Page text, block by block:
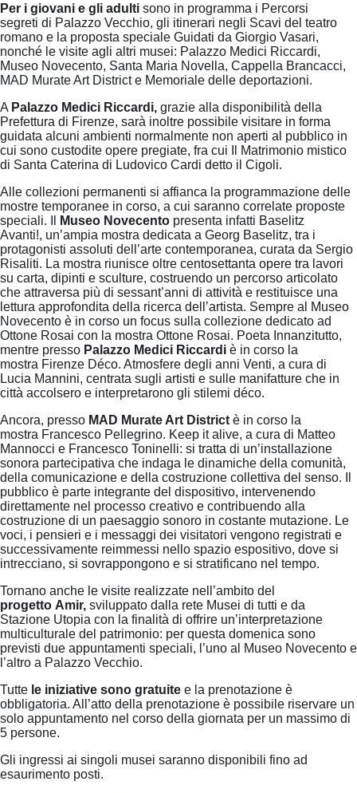
Per i giovani e gli adulti sono in programma i Percorsi
segreti di Palazzo Vecchio, gli itinerari negli Scavi del teatro
romano e la proposta speciale Guidati da Giorgio Vasari,
nonché le visite agli altri musei: Palazzo Medici Riccardi,
Museo Novecento, Santa Maria Novella, Cappella Brancacci,
MAD Murate Art District e Memoriale delle deportazioni.
A Palazzo Medici Riccardi, grazie alla disponibilità della
Prefettura di Firenze, sarà inoltre possibile visitare in forma
guidata alcuni ambienti normalmente non aperti al pubblico in
cui sono custodite opere pregiate, fra cui Il Matrimonio mistico
di Santa Caterina di Ludovico Cardi detto il Cigoli.
Alle collezioni permanenti si affianca la programmazione delle
mostre temporanee in corso, a cui saranno correlate proposte
speciali. Il
Museo Novecento presenta infatti Baselitz
Avanti!, un’ampia mostra dedicata a Georg Baselitz, tra i
protagonisti assoluti dell’arte contemporanea, curata da Sergio
Risaliti. La mostra riunisce oltre centosettanta opere tra lavori
su carta, dipinti e sculture, costruendo un percorso articolato
che attraversa più di sessant’anni di attività e restituisce una
lettura approfondita della ricerca dell’artista. Sempre al Museo
Novecento è in corso un focus sulla collezione dedicato ad
Ottone Rosai con la mostra Ottone Rosai. Poeta Innanzitutto,
mentre presso Palazzo Medici Riccardi è in corso la
mostra Firenze Déco. Atmosfere degli anni Venti, a cura di
Lucia Mannini, centrata sugli artisti e sulle manifatture che in
città accolsero e interpretarono gli stilemi déco.
Ancora, presso MAD Murate Art District è in corso la
mostra Francesco Pellegrino. Keep it alive, a cura di Matteo
Mannocci e Francesco Toninelli: si tratta di un’installazione
sonora partecipativa che indaga le dinamiche della comunità,
della comunicazione e della costruzione collettiva del senso. Il
pubblico è parte integrante del dispositivo, intervenendo
direttamente nel processo creativo e contribuendo alla
costruzione di un paesaggio sonoro in costante mutazione. Le
voci, i pensieri e i messaggi dei visitatori vengono registrati e
successivamente reimmessi nello spazio espositivo, dove si
intrecciano, si sovrappongono e si stratificano nel tempo.
Tornano anche le visite realizzate nell’ambito del
progetto Amir, sviluppato dalla rete Musei di tutti e da
Stazione Utopia con la finalità di offrire un’interpretazione
multiculturale del patrimonio: per questa domenica sono
previsti due appuntamenti speciali, l’uno al Museo Novecento e
l’altro a Palazzo Vecchio.
Tutte le iniziative sono gratuite e la prenotazione è
obbligatoria. All’atto della prenotazione è possibile riservare un
solo appuntamento nel corso della giornata per un massimo di
5 persone.
Gli ingressi ai singoli musei saranno disponibili fino ad
esaurimento posti.